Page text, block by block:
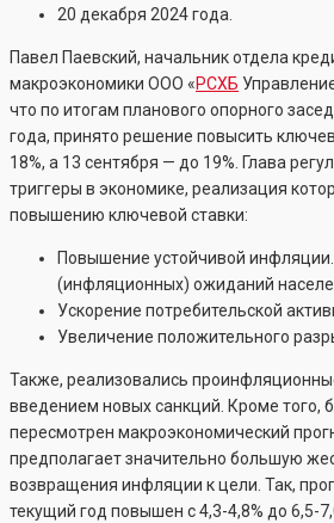
20 декабря 2024 года.
Павел Паевский, начальник отдела
макроэкономики ООО «РСХБ
что по итогам планового опорного
года, принято решение повысить
18%, а 13 сентября — до 19%. Глава
триггеры в экономике, реализация
повышению ключевой ставки:
Повышение устойчивой
(инфляционных) ожиданий
Ускорение потребительской
Увеличение положительного
Также, реализовались
введением новых санкций. Кроме того,
пересмотрен макроэкономический
предполагает значительно большую
возвращения инфляции к цели. Так,
текущий год повышен с 4,3-4,8% до 6,5-